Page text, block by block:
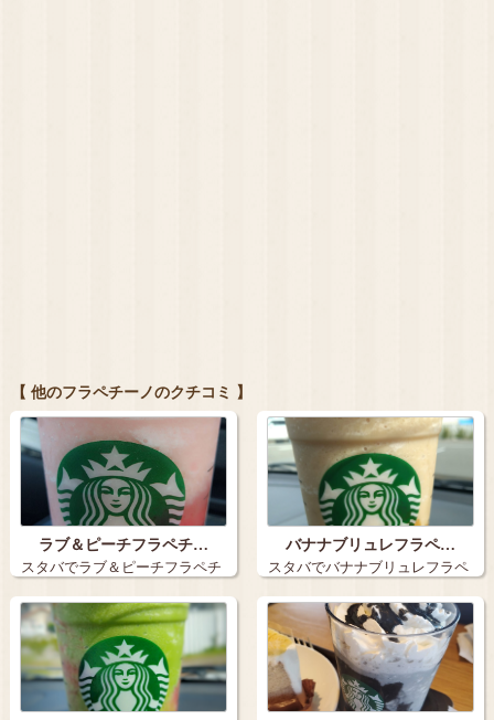
【 他のフラペチーノのクチコミ 】
ラブ＆ピーチフラペチ…
スタバでラブ＆ピーチフラペチ
ーノ カス…
バナナブリュレフラペ…
スタバでバナナブリュレフラペ
チーノ（シナ…